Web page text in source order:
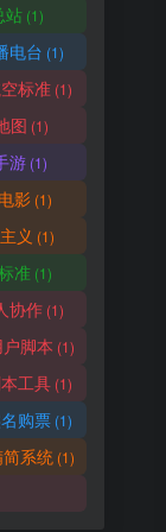
站 (1)
电台 (1)
标准 (1)
图 (1)
游 (1)
影(1)
义 (1)
准(1)
协作 (1)
户脚本 (1)
工具(1)
购票 (1)
系统 (1)